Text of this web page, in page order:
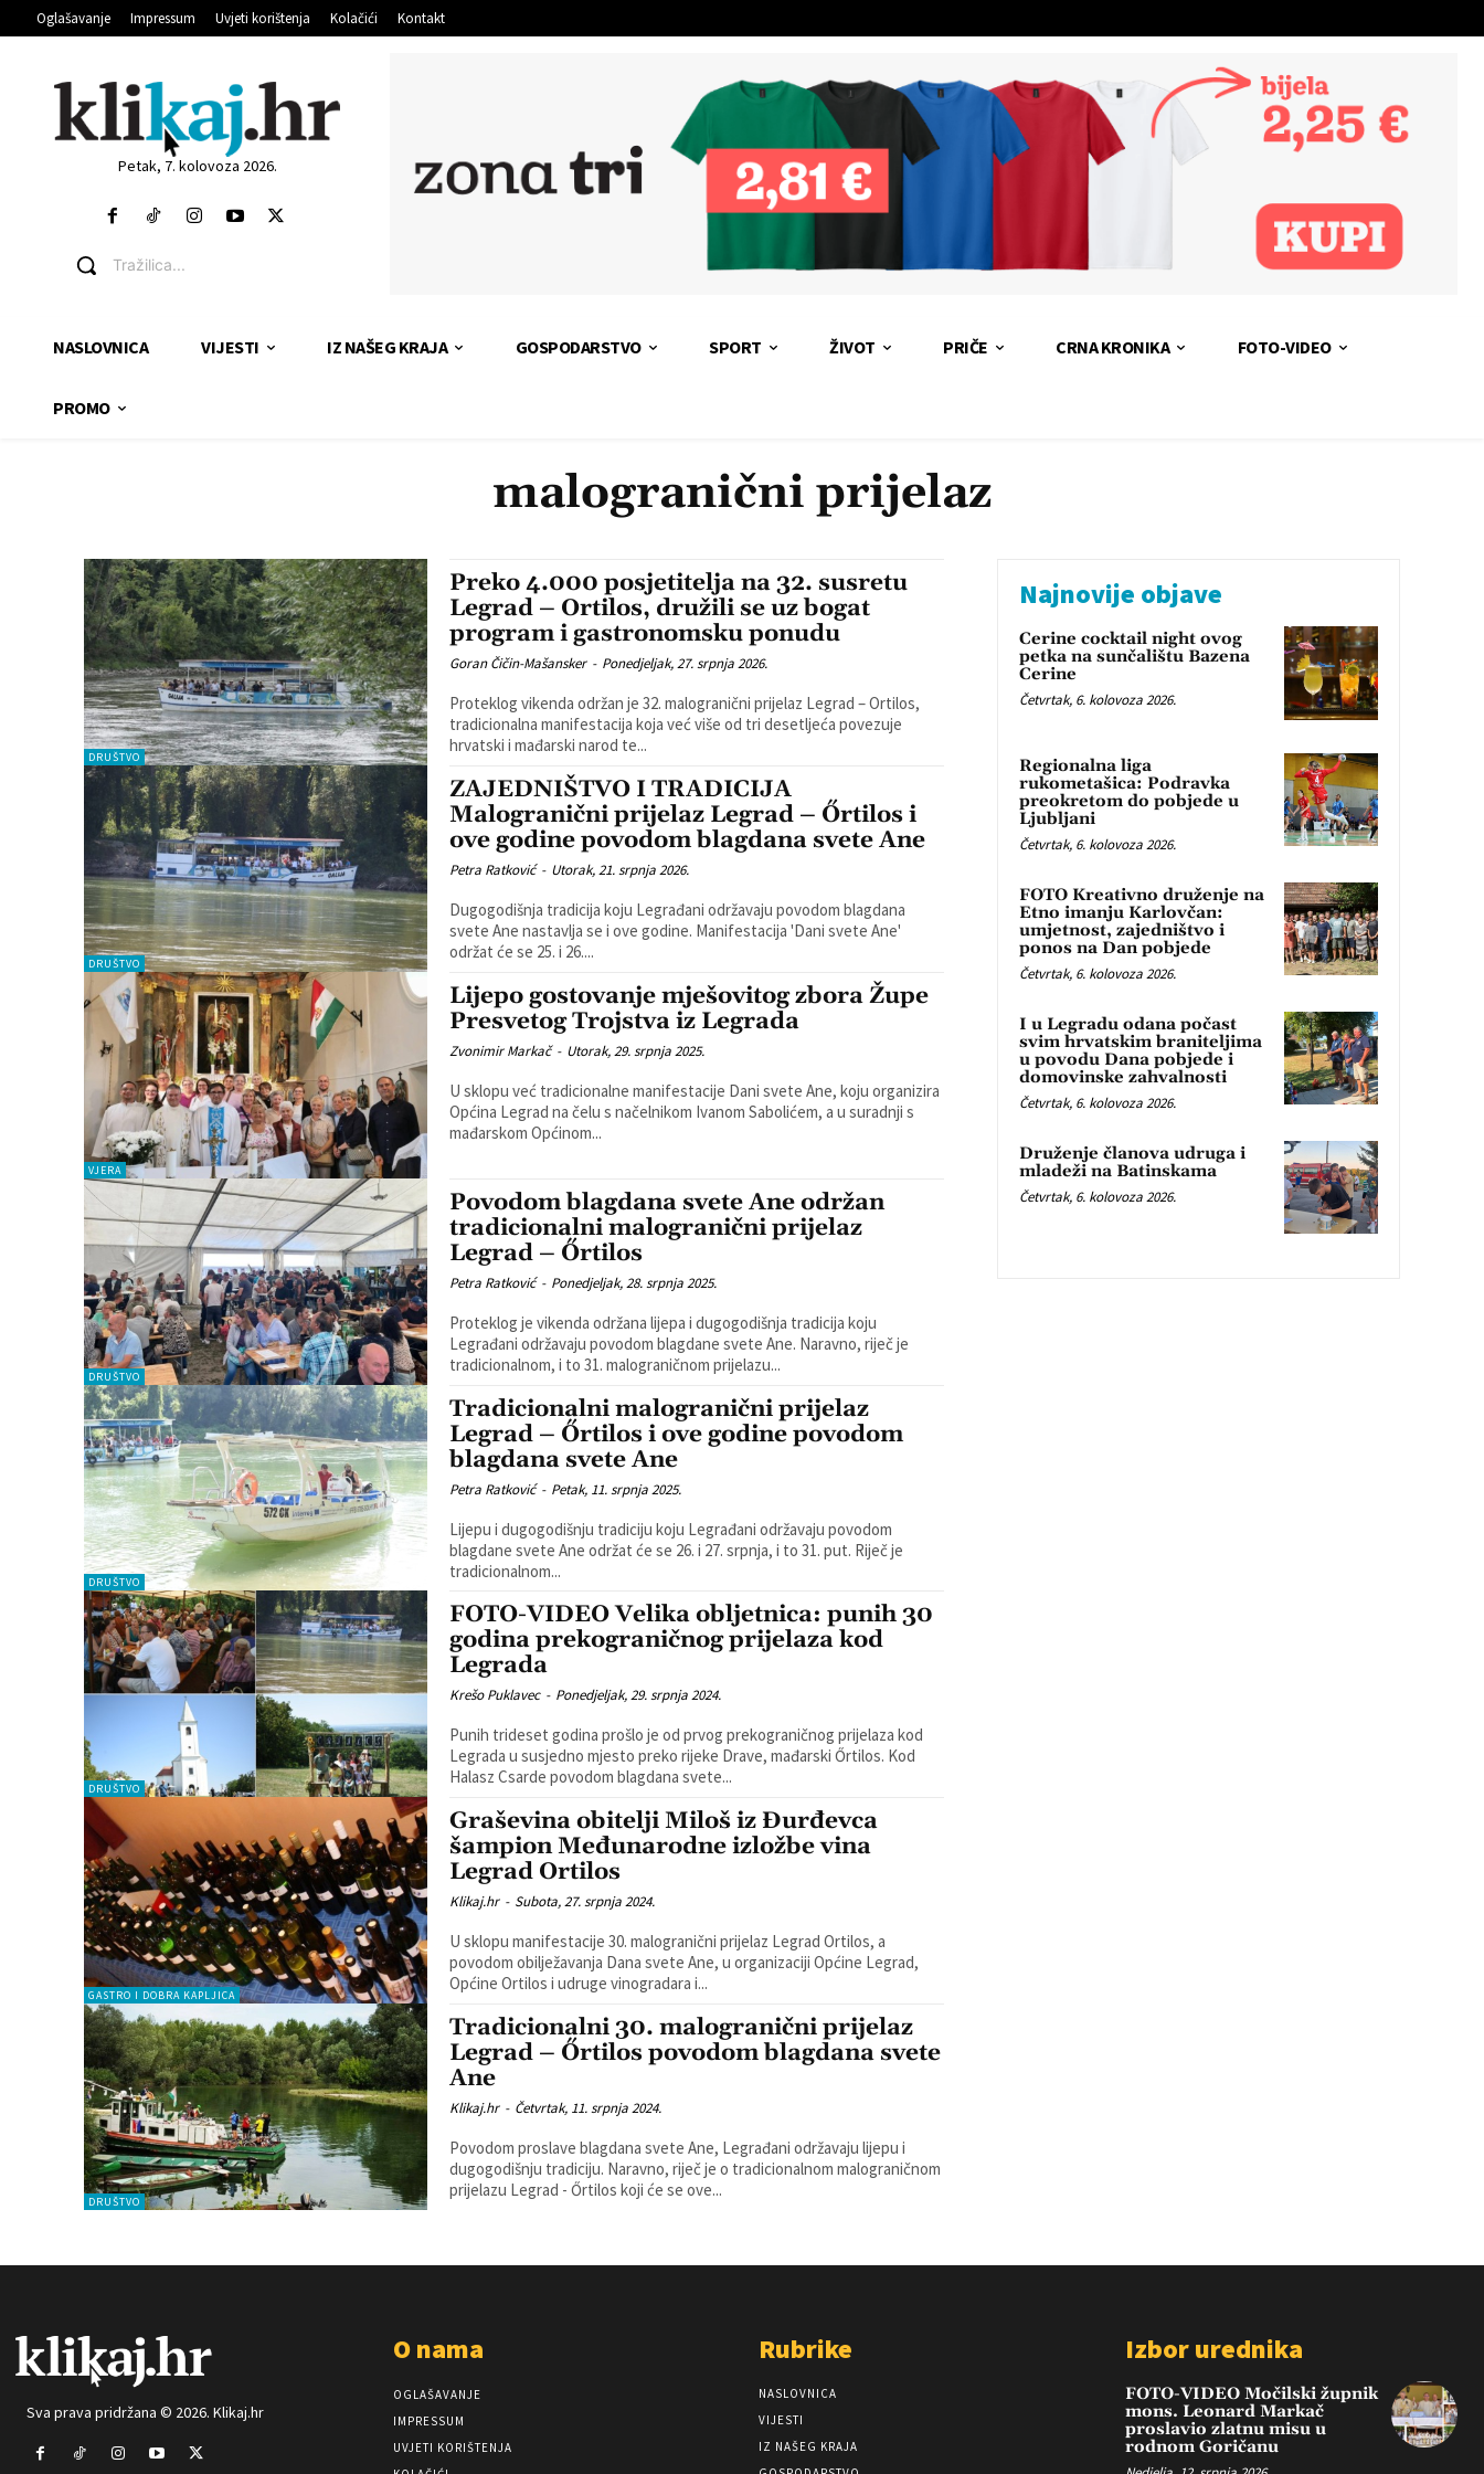
Oglašavanje Impressum Uvjeti korištenja Kolačići Kontakt
Petak, 7. kolovoza 2026.
Tražilica...
NASLOVNICA VIJESTI IZ NAŠEG KRAJA GOSPODARSTVO SPORT ŽIVOT PRIČE CRNA KRONIKA FOTO-VIDEO
PROMO
malogranični prijelaz
DRUŠTVO
Preko 4.000 posjetitelja na 32. susretu
Legrad – Ortilos, družili se uz bogat
program i gastronomsku ponudu
Goran Čičin-Mašansker - Ponedjeljak, 27. srpnja 2026.
Proteklog vikenda održan je 32. malogranični prijelaz Legrad – Ortilos,
tradicionalna manifestacija koja već više od tri desetljeća povezuje
hrvatski i mađarski narod te...
DRUŠTVO
ZAJEDNIŠTVO I TRADICIJA
Malogranični prijelaz Legrad – Őrtilos i
ove godine povodom blagdana svete Ane
Petra Ratković - Utorak, 21. srpnja 2026.
Dugogodišnja tradicija koju Legrađani održavaju povodom blagdana
svete Ane nastavlja se i ove godine. Manifestacija 'Dani svete Ane'
održat će se 25. i 26....
VJERA
Lijepo gostovanje mješovitog zbora Župe
Presvetog Trojstva iz Legrada
Zvonimir Markač - Utorak, 29. srpnja 2025.
U sklopu već tradicionalne manifestacije Dani svete Ane, koju organizira
Općina Legrad na čelu s načelnikom Ivanom Sabolićem, a u suradnji s
mađarskom Općinom...
DRUŠTVO
Povodom blagdana svete Ane održan
tradicionalni malogranični prijelaz
Legrad – Őrtilos
Petra Ratković - Ponedjeljak, 28. srpnja 2025.
Proteklog je vikenda održana lijepa i dugogodišnja tradicija koju
Legrađani održavaju povodom blagdane svete Ane. Naravno, riječ je
tradicionalnom, i to 31. malograničnom prijelazu...
DRUŠTVO
Tradicionalni malogranični prijelaz
Legrad – Őrtilos i ove godine povodom
blagdana svete Ane
Petra Ratković - Petak, 11. srpnja 2025.
Lijepu i dugogodišnju tradiciju koju Legrađani održavaju povodom
blagdane svete Ane održat će se 26. i 27. srpnja, i to 31. put. Riječ je
tradicionalnom...
DRUŠTVO
FOTO-VIDEO Velika obljetnica: punih 30
godina prekograničnog prijelaza kod
Legrada
Krešo Puklavec - Ponedjeljak, 29. srpnja 2024.
Punih trideset godina prošlo je od prvog prekograničnog prijelaza kod
Legrada u susjedno mjesto preko rijeke Drave, mađarski Őrtilos. Kod
Halasz Csarde povodom blagdana svete...
GASTRO I DOBRA KAPLJICA
Graševina obitelji Miloš iz Đurđevca
šampion Međunarodne izložbe vina
Legrad Ortilos
Klikaj.hr - Subota, 27. srpnja 2024.
U sklopu manifestacije 30. malogranični prijelaz Legrad Ortilos, a
povodom obilježavanja Dana svete Ane, u organizaciji Općine Legrad,
Općine Ortilos i udruge vinogradara i...
DRUŠTVO
Tradicionalni 30. malogranični prijelaz
Legrad – Őrtilos povodom blagdana svete
Ane
Klikaj.hr - Četvrtak, 11. srpnja 2024.
Povodom proslave blagdana svete Ane, Legrađani održavaju lijepu i
dugogodišnju tradiciju. Naravno, riječ je o tradicionalnom malograničnom
prijelazu Legrad - Őrtilos koji će se ove...
Najnovije objave
Cerine cocktail night ovog
petka na sunčalištu Bazena
Cerine
Četvrtak, 6. kolovoza 2026.
Regionalna liga
rukometašica: Podravka
preokretom do pobjede u
Ljubljani
Četvrtak, 6. kolovoza 2026.
FOTO Kreativno druženje na
Etno imanju Karlovčan:
umjetnost, zajedništvo i
ponos na Dan pobjede
Četvrtak, 6. kolovoza 2026.
I u Legradu odana počast
svim hrvatskim braniteljima
u povodu Dana pobjede i
domovinske zahvalnosti
Četvrtak, 6. kolovoza 2026.
Druženje članova udruga i
mladeži na Batinskama
Četvrtak, 6. kolovoza 2026.
Sva prava pridržana © 2026. Klikaj.hr
O nama
OGLAŠAVANJE
IMPRESSUM
UVJETI KORIŠTENJA
Rubrike
NASLOVNICA
VIJESTI
IZ NAŠEG KRAJA
Izbor urednika
FOTO-VIDEO Močilski župnik
mons. Leonard Markač
proslavio zlatnu misu u
rodnom Goričanu